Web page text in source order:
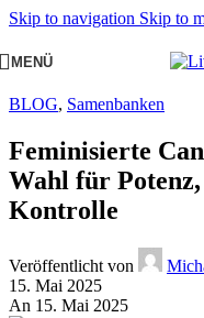
Skip to navigation Skip to
MENÜ
BLOG, Samenbanken
Feminisierte
Wahl für
Kontrolle
Veröffentlicht von
15. Mai 2025
An 15. Mai 2025